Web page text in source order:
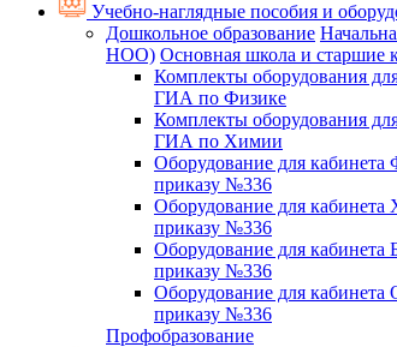
Учебно-наглядные пособия и
Дошкольное образование
НОО) Основная школа и старшие
Комплекты оборудования
ГИА по Физике
Комплекты оборудования
ГИА по Химии
Оборудование для кабинета
приказу №336
Оборудование для
приказу №336
Оборудование для кабинета
приказу №336
Оборудование для
приказу №336
Профобразование